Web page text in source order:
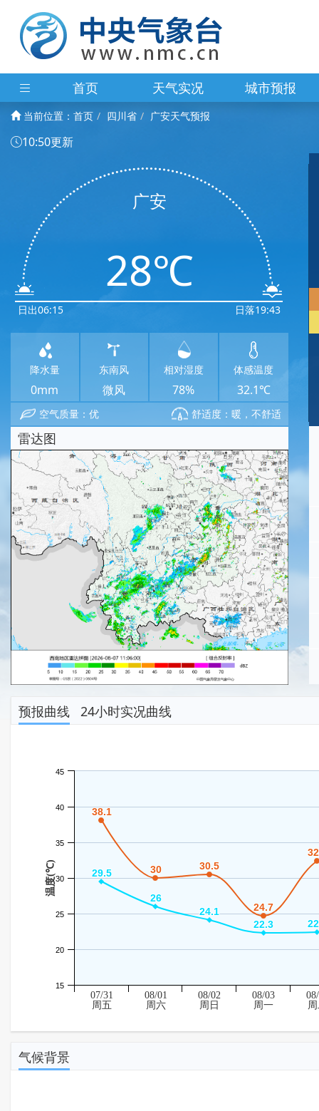
首页 天气实况 城市预报
当前位置： 首页 四川省 广安天气预报
10:50更新
日出06:15
广安
28℃
日落19:43
降水量
0mm
东南风
微风
相对湿度
78%
体感温度
32.1℃
空气质量：优 舒适度：暖，不舒适
雷达图
预报曲线 24小时实况曲线
温度(℃)
38.1
38.1
30
30 30.5
30.5
24.7
24.7
29.5
29.5
26
26
24.1
24.1
22.3
22.3
15
20
25
30
35
40
45
07/31
周五
08/01
周六
08/02
周日
08/03
周一
气候背景